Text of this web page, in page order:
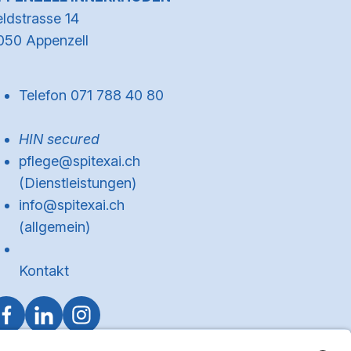
14
Appenzell
Telefon 071 788 40 80
HIN secured
pflege@spitexai.ch
(Dienstleistungen)
info@spitexai.ch
(allgemein)
Kontakt